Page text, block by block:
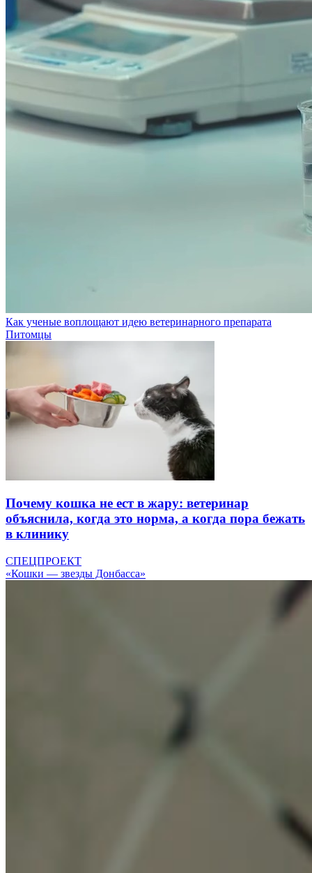
Как ученые воплощают идею ветеринарного препарата
Питомцы
Почему кошка не ест в жару: ветеринар
объяснила, когда это норма, а когда пора бежать
в клинику
СПЕЦПРОЕКТ
«Кошки — звезды Донбасса»